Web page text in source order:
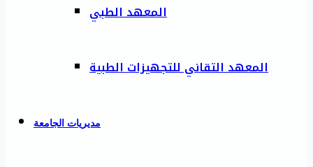
المعهد الطبي
المعهد التقاني للتجهيزات الطبية
مديريات الجامعة